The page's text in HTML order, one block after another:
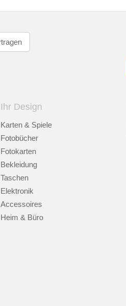
Ihr Design
Karten & Spiele
Fotobücher
Fotokarten
Bekleidung
Taschen
Elektronik
Accessoires
Heim & Büro